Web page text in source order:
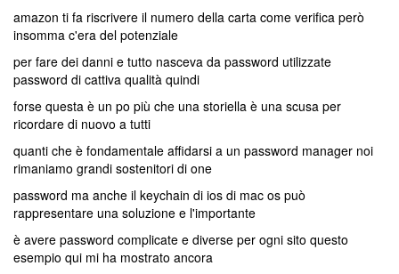
amazon ti fa riscrivere il numero della carta come verifica però
insomma c'era del potenziale
per fare dei danni e tutto nasceva da password utilizzate
password di cattiva qualità quindi
forse questa è un po più che una storiella è una scusa per
ricordare di nuovo a tutti
quanti che è fondamentale affidarsi a un password manager noi
rimaniamo grandi sostenitori di one
password ma anche il keychain di ios di mac os può
rappresentare una soluzione e l'importante
è avere password complicate e diverse per ogni sito questo
esempio qui mi ha mostrato ancora